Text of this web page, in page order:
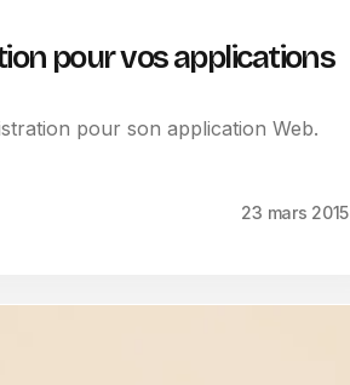
pour vos applications
pour son application Web.
23 mars 2015